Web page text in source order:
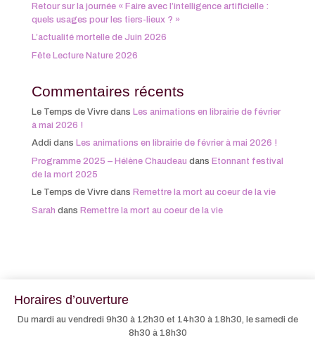
Retour sur la journée « Faire avec l’intelligence artificielle :
quels usages pour les tiers-lieux ? »
L’actualité mortelle de Juin 2026
Fête Lecture Nature 2026
Commentaires récents
Le Temps de Vivredans Les animations en librairie de février
à mai 2026 !
Addi dans Les animations en librairie de février à mai 2026 !
Programme 2025 – Hélène Chaudeau dans Etonnant festival
de la mort 2025
Le Temps de Vivredans Remettre la mort au coeur de la vie
Sarah dans Remettre la mort au coeur de la vie
Horaires d’ouverture
Du mardi au vendredi 9h30 à 12h30 et 14h30 à 18h30, le samedi de
8h30 à 18h30